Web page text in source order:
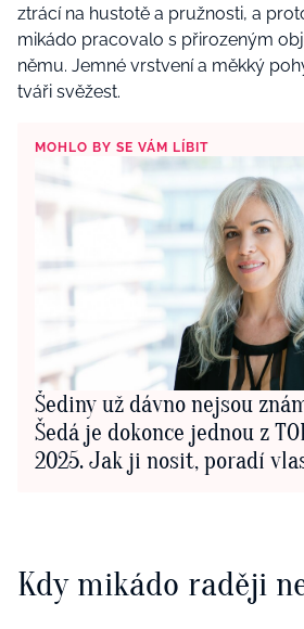
ztrácí na hustotě a pružnosti, a
mikádo pracovalo s přirozeným
němu. Jemné vrstvení a měkký
tváři svěžest.
MOHLO BY SE VÁM LÍBIT
Šediny už dávno nejsou
Šedá je dokonce jednou z
2025. Jak ji nosit, poradí
Kdy mikádo raději